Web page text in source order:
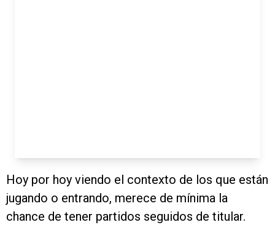
Hoy por hoy viendo el contexto de los que están
jugando o entrando, merece de mínima la
chance de tener partidos seguidos de titular.